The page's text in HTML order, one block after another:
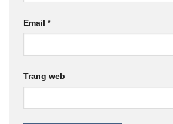
Email *
Trang web